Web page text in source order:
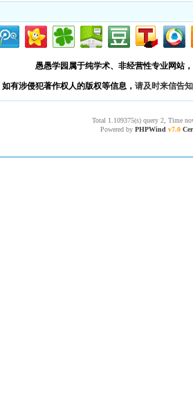
愚愚学园属于纯学术、非经营性专业网站
如有涉侵犯著作权人的版权等信息， 请及时来信告知
Total 1.109375(s) query 2, Time
Powered by PHPWind v7.0